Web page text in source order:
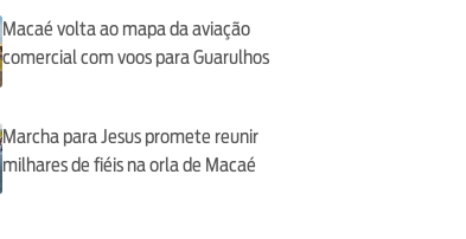
Macaé volta ao mapa da aviação
comercial com voos para Guarulhos
Marcha para Jesus promete reunir
milhares de fiéis na orla de Macaé